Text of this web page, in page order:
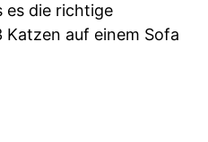
es die richtige